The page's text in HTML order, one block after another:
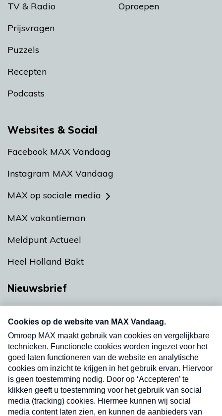
TV & Radio
Prijsvragen
Puzzels
Recepten
Podcasts
Oproepen
Websites & Social
Facebook MAX Vandaag
Instagram MAX Vandaag
MAX op sociale media
MAX vakantieman
Meldpunt Actueel
Heel Holland Bakt
Nieuwsbrief
nieuwsbrief. Elke vrijdag- en dinsdagochtend in
uw mailbox.
Verzend